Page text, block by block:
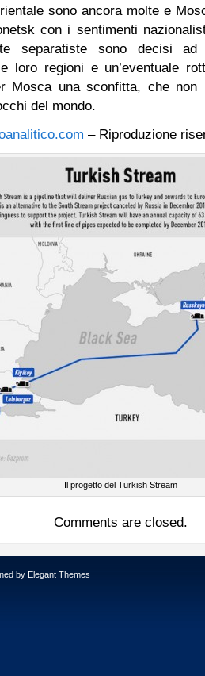
sono ancora molte e
con i sentimenti
separatiste sono decisi
loro regioni e un’eventuale
Mosca una sconfitta, che non
del mondo.
– Riproduzione
Il progetto del Turkish Stream
Comments are closed.
by Elegant Themes